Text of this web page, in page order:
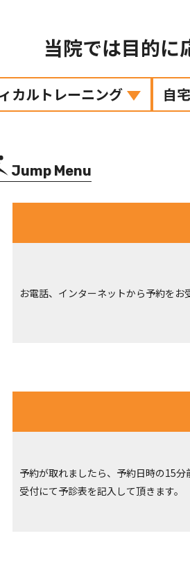
当院では目的に
カルトレーニング 自
Jump Menu
お電話、インターネットから予約をお
予約が取れましたら、予約日時の15分
受付にて予診表を記入して頂きます。